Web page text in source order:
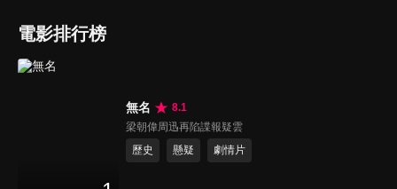
電影排行榜
無名
8.1
梁朝偉周迅再陷諜報疑雲
歷史
懸疑 劇情片